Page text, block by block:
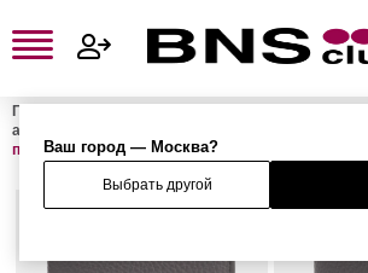
Ваш город — Москва?
Выбрать другой
Главная
аксессуары
паспорта METALLIC SOFT